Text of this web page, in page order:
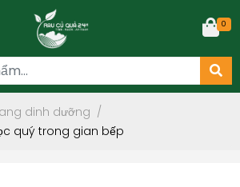
0
dinh dưỡng /
quý trong gian bếp